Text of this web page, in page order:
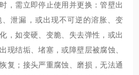
，需立即停止使用并更换：管壁出
泄漏，或出现不可逆的溶胀、变
，如变硬、变脆、失去弹性，或出
现结垢、堵塞，或障壁层被腐蚀、
复；接头严重腐蚀、磨损，无法通